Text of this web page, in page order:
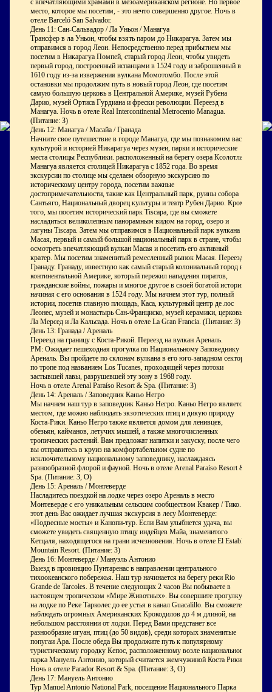
с впечатляющими храмами в мезоамериканском регионе. Но первое
место, которое мы посетим, - это нечто совершенно другое. Ночь в
отеле Barceló San Salvador.
День 11: Сан-Сальвадор / Ла Уньон / Манагуа
Трансфер в ла Уньон, чтобы взять паром до Никарагуа. Затем мы
отправимся в город Леон. Непосредственно перед прибытием мы
посетим в Никарагуа Помпей, старый город Леон, чтобы увидеть
первый город, построенный испанцами в 1524 году и заброшенный в
1610 году из-за извержения вулкана Момотомбо. После этой
остановки мы продолжим путь в новый город Леон, где посетим
самую большую церковь в Центральной Америке, музей Рубена
Дарио, музей Ортиса Гурдиана и фрески революции. Переезд в
Манагуа. Ночь в отеле Real Intercontinental Metrocento Managua.
(Питание: З)
День 12: Манагуа / Масайа / Гранада
Начните свое путешествие в городе Манагуа, где мы познакомим вас с
культурой и историей Никарагуа через музеи, парки и исторические
места столицы Республики. расположенный на берегу озера Ксолотлан
Манагуа является столицей Никарагуа с 1852 года. Во время
экскурсии по столице мы сделаем обзорную экскурсию по
историческому центру города, посетим важные
достопримечательности, такие как Центральный парк, руины собора
Сантьяго, Национальный дворец культуры и театр Рубен Дарио. Кроме
того, мы посетим исторический парк Tiscapa, где вы сможете
насладиться великолепным панорамным видом на город, озеро и
лагуны Tiscapa. Затем мы отправимся в Национальный парк вулкана
Масая, первый и самый большой национальный парк в стране, чтобы
осмотреть впечатляющий вулкан Масая и посетить его активный
кратер. Мы посетим знаменитый ремесленный рынок Масая. Переезд в
Гранаду. Гранаду, известную как самый старый колониальный город в
континентальной Америке, который пережил нападения пиратов,
гражданские войны, пожары и многое другое в своей богатой истории,
начиная с его основания в 1524 году. Мы начнем этот тур, полный
истории, посетив главную площадь, Каса, культурный центр де лос
Леонес, музей и монастырь Сан-Франциско, музей керамики, церковь
Ла Мерсед и Ла Кальсада. Ночь в отеле La Gran Francia. (Питание: З)
День 13: Гранада / Ареналь
Переезд на границу с Коста-Рикой. Переезд на вулкан Ареналь.
PM: Ожидает пешеходная прогулка по Национальному Заповеднику
Ареналь. Вы пройдете по склонам вулкана в его юго-западном секторе,
по тропе под названием Los Tucanes, проходящей через потоки
застывшей лавы, разрушевшей эту зону в 1968 году.
Ночь в отеле Arenal Paraíso Resort & Spa. (Питание: З)
День 14: Ареналь / Заповедник Каньо Негро
Мы начнем наш тур в заповедник Каньо Негро. Каньо Негро является
местом, где можно наблюдать экзотических птиц и дикую природу
Коста-Рики. Каньо Негро также является домом для ленивцев,
обезьян, кайманов, летучих мышей, а также многочисленных
тропических растений. Вам предложат напитки и закуску, после чего
вы отправитесь в круиз на комфортабельном судне по
исключительному национальному заповеднику, наслаждаясь
разнообразной флорой и фауной. Ночь в отеле Arenal Paraíso Resort &
Spa. (Питание: З, O)
День 15: Ареналь / Монтеверде
Насладитесь поездкой на лодке через озеро Ареналь в место
Монтеверде с его уникальным сельским сообществом Квакер / Тико. В
этот день Вас ожидает лучшая экскурсия в лесу Монтеверде:
«Подвесные мосты» и Канопи-тур. Если Вам улыбнется удача, вы
сможете увидеть священную птицу индейцев Майа, знаменитого
Кетцаля, находящегося на грани исчезновения. Ночь в отеле El Establo
Mountain Resort. (Питание: З)
День 16: Монтеверде / Мануэль Антонио
Выезд в провинцию Пунтаренас в направлении центрального
тихоокеанского побережья. Наш тур начинается на берегу реки Rio
Grande de Tarcoles. В течение следующих 2 часов Вы побываете в
настоящем тропическом «Мире Животных». Вы совершите прогулку
на лодке по Реке Тарколес до ее устья в канал Guacalillo. Вы сможете
наблюдать огромных Американских Крокодилов до 4 м длиной, на
небольшом расстоянии от лодки. Перед Вами предстанет все
разнообразие игуан, птиц (до 50 видов), среди которых знаменитые
попугаи Ара. После обеда Вы продолжите путь к популярному
туристическому городку Кепос, расположенному возле национального
парка Мануель Антонио, который считается жемчужиной Коста Рики.
Ночь в отеле Parador Resort & Spa. (Питание: З, O)
День 17: Мануель Антонио
Тур Manuel Antonio National Park, посещение Национального Парка